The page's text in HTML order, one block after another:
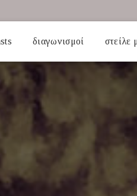
διαγωνισμοί στείλε